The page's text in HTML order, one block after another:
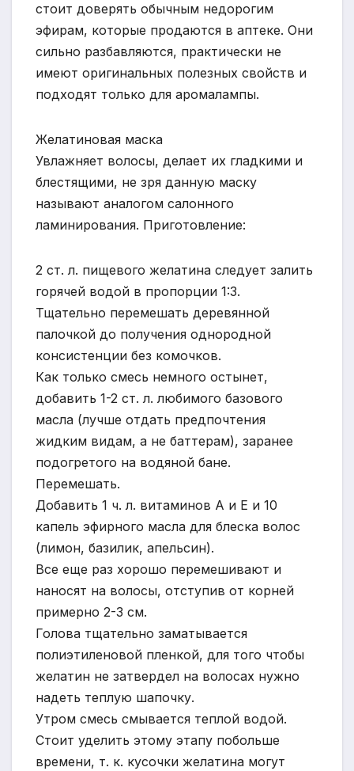
стоит доверять обычным недорогим
эфирам, которые продаются в аптеке. Они
сильно разбавляются, практически не
имеют оригинальных полезных свойств и
подходят только для аромалампы.
Желатиновая маска
Увлажняет волосы, делает их гладкими и
блестящими, не зря данную маску
называют аналогом салонного
ламинирования. Приготовление:
2 ст. л. пищевого желатина следует залить
горячей водой в пропорции 1:3.
Тщательно перемешать деревянной
палочкой до получения однородной
консистенции без комочков.
Как только смесь немного остынет,
добавить 1-2 ст. л. любимого базового
масла (лучше отдать предпочтения
жидким видам, а не баттерам), заранее
подогретого на водяной бане.
Перемешать.
Добавить 1 ч. л. витаминов А и Е и 10
капель эфирного масла для блеска волос
(лимон, базилик, апельсин).
Все еще раз хорошо перемешивают и
наносят на волосы, отступив от корней
примерно 2-3 см.
Голова тщательно заматывается
полиэтиленовой пленкой, для того чтобы
желатин не затвердел на волосах нужно
надеть теплую шапочку.
Утром смесь смывается теплой водой.
Стоит уделить этому этапу побольше
времени, т. к. кусочки желатина могут